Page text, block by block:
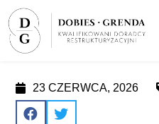
23 CZERWCA, 2026